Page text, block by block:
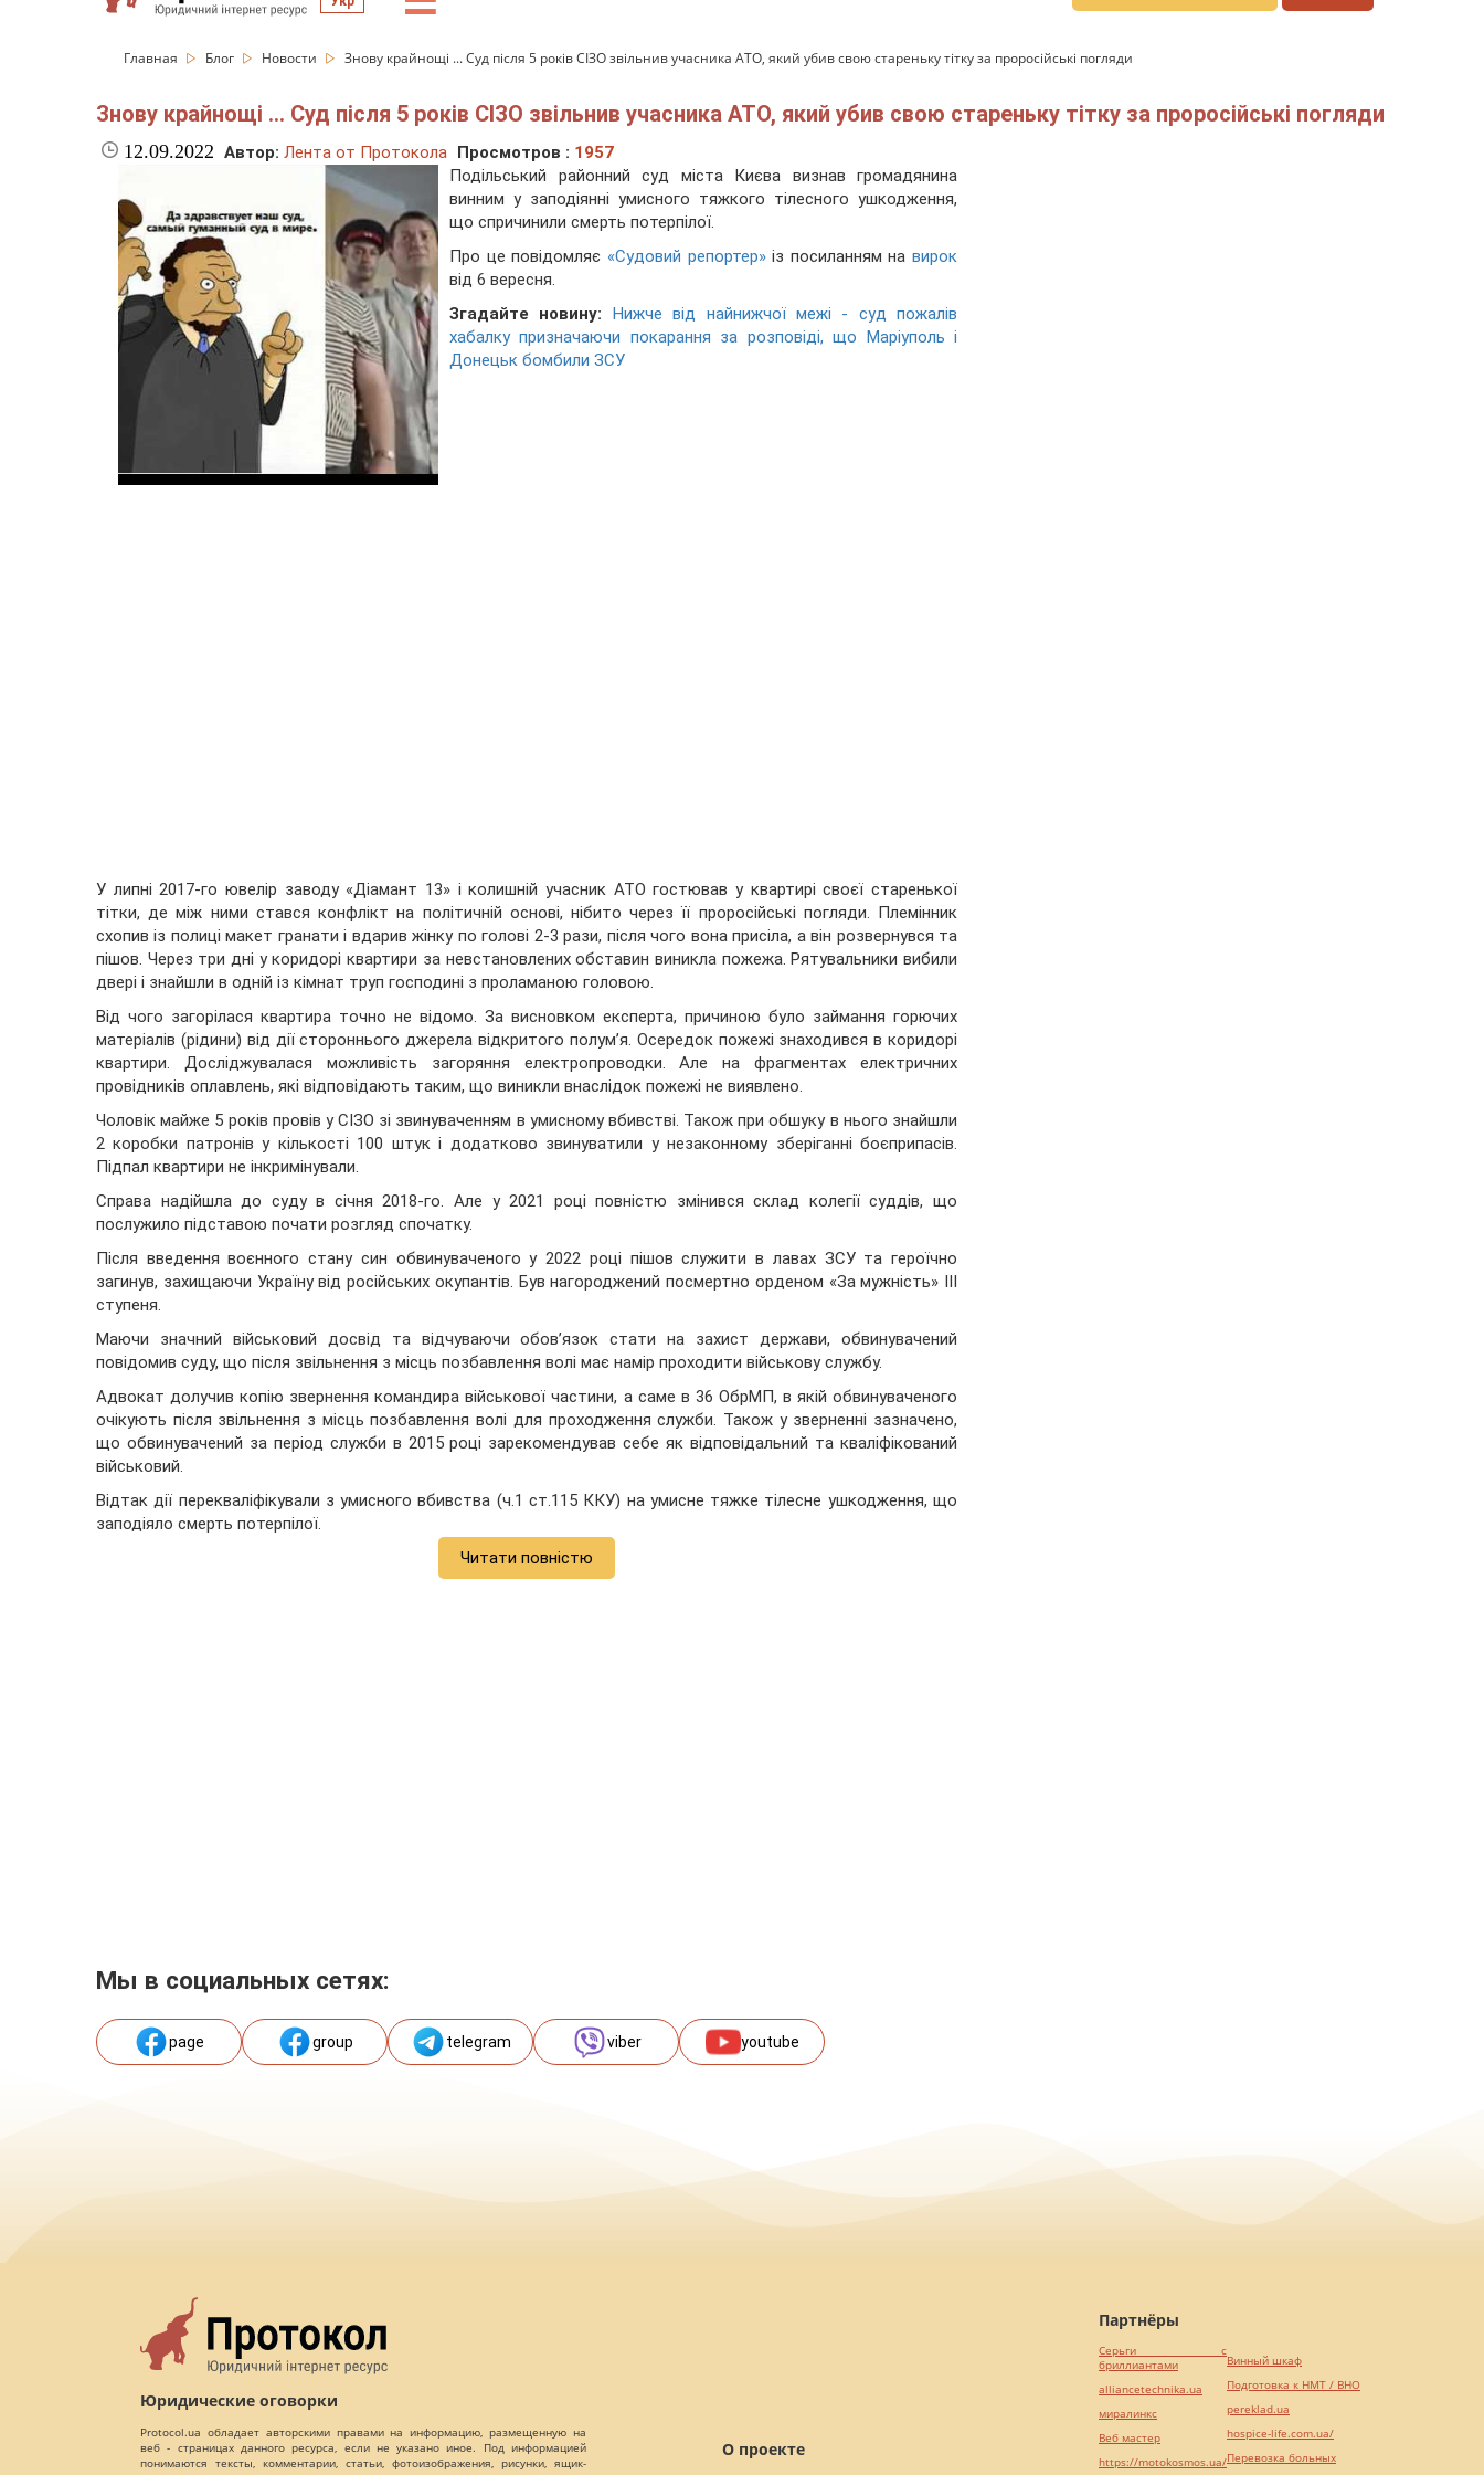
Главная Блог Новости Знову крайнощі ... Суд після 5 років СІЗО звільнив учасника АТО, який убив свою стареньку тітку за проросійські погляди
Знову крайнощі ... Суд після 5 років СІЗО звільнив учасника АТО, який убив свою стареньку тітку за проросійські погляди
12.09.2022 Автор: Лента от Протокола Просмотров : 1957
Подільський районний суд міста Києва визнав громадянина
винним у заподіянні умисного тяжкого тілесного ушкодження,
що спричинили смерть потерпілої.
Про це повідомляє «Судовий репортер»із посиланням на вирок
від 6 вересня.
Згадайте новину:
Нижче від найнижчої межі - суд пожалів
хабалку призначаючи покарання за розповіді, що Маріуполь і
Донецьк бомбили ЗСУ
У липні 2017-го ювелір заводу «Діамант 13» і колишній учасник АТО гостював у квартирі своєї старенької
тітки, де між ними стався конфлікт на політичній основі, нібито через її проросійські погляди. Племінник
схопив із полиці макет гранати і вдарив жінку по голові 2-3 рази, після чого вона присіла, а він розвернувся та
пішов. Через три дні у коридорі квартири за невстановлених обставин виникла пожежа. Рятувальники вибили
двері і знайшли в одній із кімнат труп господині з проламаною головою.
Від чого загорілася квартира точно не відомо. За висновком експерта, причиною було займання горючих
матеріалів (рідини) від дії стороннього джерела відкритого полум’я. Осередок пожежі знаходився в коридорі
квартири. Досліджувалася можливість загоряння електропроводки. Але на фрагментах електричних
провідників оплавлень, які відповідають таким, що виникли внаслідок пожежі не виявлено.
Чоловік майже 5 років провів у СІЗО зі звинуваченням в умисному вбивстві. Також при обшуку в нього знайшли
2 коробки патронів у кількості 100 штук і додатково звинуватили у незаконному зберіганні боєприпасів.
Підпал квартири не інкримінували.
Справа надійшла до суду в січня 2018-го. Але у 2021 році повністю змінився склад колегії суддів, що
послужило підставою почати розгляд спочатку.
Після введення воєнного стану син обвинуваченого у 2022 році пішов служити в лавах ЗСУ та героїчно
загинув, захищаючи Україну від російських окупантів. Був нагороджений посмертно орденом «За мужність» ІІІ
ступеня.
Маючи значний військовий досвід та відчуваючи обов’язок стати на захист держави, обвинувачений
повідомив суду, що після звільнення з місць позбавлення волі має намір проходити військову службу.
Адвокат долучив копію звернення командира військової частини, а саме в 36 ОбрМП, в якій обвинуваченого
очікують після звільнення з місць позбавлення волі для проходження служби. Також у зверненні зазначено,
що обвинувачений за період служби в 2015 році зарекомендував себе як відповідальний та кваліфікований
військовий.
Відтак дії перекваліфікували з умисного вбивства (ч.1 ст.115 ККУ) на умисне тяжке тілесне ушкодження, що
заподіяло смерть потерпілої.
Читати повністю
Мы в социальных сетях:
page group telegram viber youtube
Юридические оговорки
Protocol.ua обладает авторскими правами на информацию, размещенную на
веб - страницах данного ресурса, если не указано иное. Под информацией
понимаются тексты, комментарии, статьи, фотоизображения, рисунки, ящик-
О проекте
Партнёры
Серьги с
бриллиантами
alliancetechnika.ua
миралинкс
Веб мастер
https://motokosmos.ua/
Винный шкаф
Подготовка к НМТ / ВНО
pereklad.ua
hospice-life.com.ua/
Перевозка больных